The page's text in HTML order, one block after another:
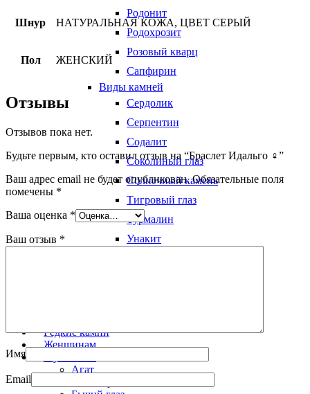
Родонит
Родохрозит
Розовый кварц
Сапфирин
Виды камней
Сердолик
Серпентин
Содалит
Соколиный глаз
Солнечный камень
Тигровый глаз
Турмалин
Унакит
Редкие камни
Женщинам
Агат
Шнур НАТУРАЛЬНАЯ КОЖА, ЦВЕТ СЕРЫЙ
Пол ЖЕНСКИЙ
Отзывы
Отзывов пока нет.
Будьте первым, кто оставил отзыв на “Браслет Идальго ♀”
Ваш адрес email не будет опубликован. Обязательные поля
помечены *
Ваша оценка *
Ваш отзыв *
Имя
Email